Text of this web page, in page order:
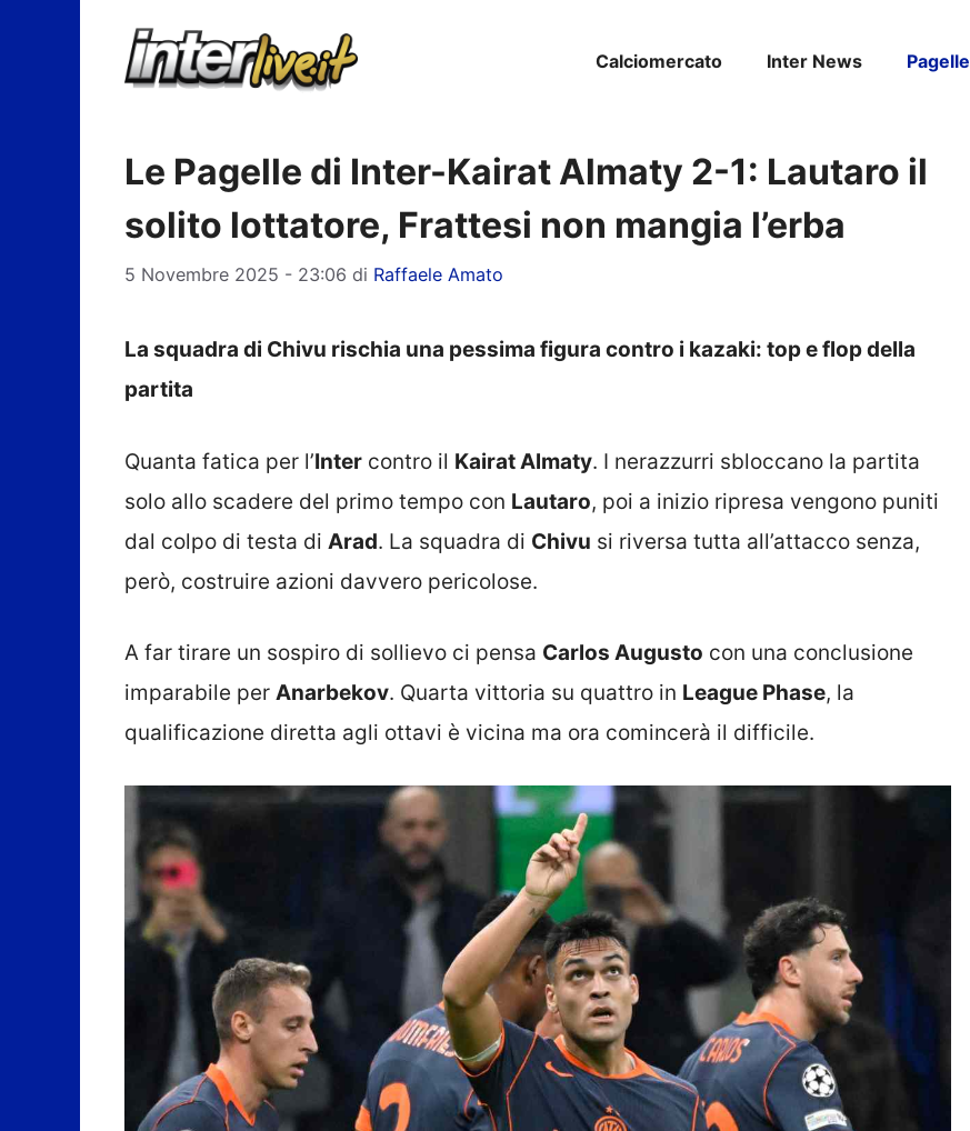
Calciomercato Inter News Pagelle
Le Pagelle di Inter-Kairat Almaty 2-1: Lautaro il
solito lottatore, Frattesi non mangia l’erba
5 Novembre 2025 - 23:06 di Raffaele Amato
La squadra di Chivu rischia una pessima figura contro i kazaki: top e flop della
partita
Quanta fatica per l’Inter contro il Kairat Almaty. I nerazzurri sbloccano la partita
solo allo scadere del primo tempo con Lautaro, poi a inizio ripresa vengono puniti
dal colpo di testa di Arad. La squadra di Chivu si riversa tutta all’attacco senza,
però, costruire azioni davvero pericolose.
A far tirare un sospiro di sollievo ci pensa Carlos Augusto con una conclusione
imparabile per Anarbekov. Quarta vittoria su quattro in League Phase, la
qualificazione diretta agli ottavi è vicina ma ora comincerà il difficile.